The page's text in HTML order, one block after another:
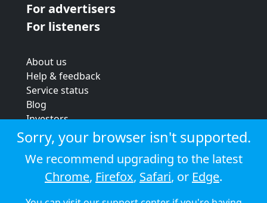
For advertisers
For listeners
About us
Help & feedback
Service status
Blog
Investors
Strategic review
Terms & conditions
Privacy policy
Cookie policy
Sorry, your browser isn't supported.
We recommend upgrading to the latest
Chrome, Firefox, Safari, or Edge.